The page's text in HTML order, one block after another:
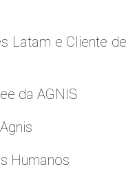
Latam e Cliente de
da AGNIS
Humanos